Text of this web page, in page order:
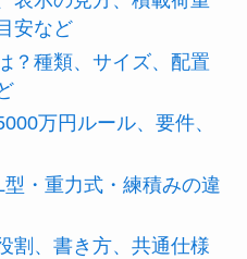
安など
？種類、サイズ、配置
万円ルール、要件、
・重力式・練積みの違
割、書き方、共通仕様